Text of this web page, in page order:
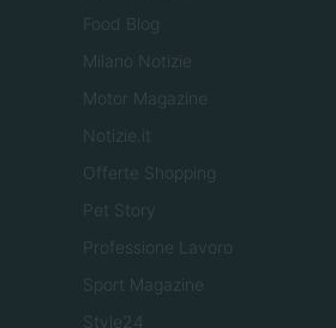
Food Blog
Milano Notizie
Motor Magazine
Notizie.it
Offerte Shopping
Pet Story
Professione Lavoro
Sport Magazine
Style24